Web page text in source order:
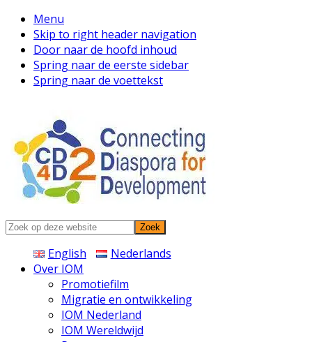
Menu
Skip to right header navigation
Door naar de hoofd inhoud
Spring naar de eerste sidebar
Spring naar de voettekst
Connecting
Zoek
website
English
Nederlands
Over IOM
Promotiefilm
Migratie en ontwikkeling
IOM Nederland
IOM Wereldwijd